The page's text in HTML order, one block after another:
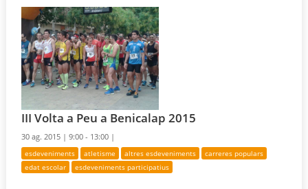
III Volta a Peu a Benicalap 2015
30 ag. 2015 |9:00 - 13:00 |
esdeveniments atletisme altres esdeveniments
carreres populars
edat escolar
esdeveniments participatius